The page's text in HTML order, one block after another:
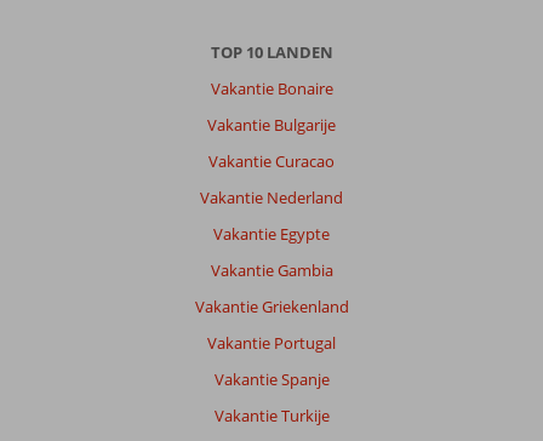
TOP 10 LANDEN
Vakantie Bonaire
Vakantie Bulgarije
Vakantie Curacao
Vakantie Nederland
Vakantie Egypte
Vakantie Gambia
Vakantie Griekenland
Vakantie Portugal
Vakantie Spanje
Vakantie Turkije